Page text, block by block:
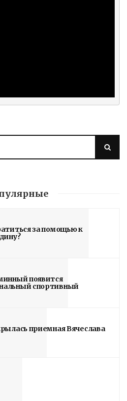
за помощью к
появится
спортивный
приемная Вячеслава